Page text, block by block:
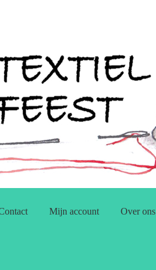
Mijn account Over ons